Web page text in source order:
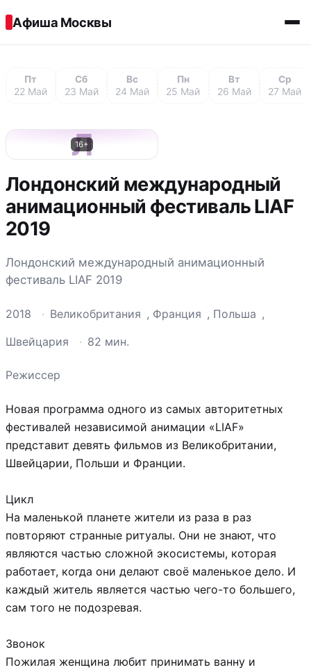
Афиша Москвы
Пт
22 Май
Сб
23 Май
Вс
24 Май
Пн
25 Май
Вт
26 Май
Ср
27 Май
Л
16+
Лондонский международный
анимационный фестиваль LIAF
2019
Лондонский международный анимационный
фестиваль LIAF 2019
2018 · Великобритания , Франция , Польша ,
Швейцария
· 82 мин.
Режиссер
Новая программа одного из самых авторитетных
фестивалей независимой анимации «LIAF»
представит девять фильмов из Великобритании,
Швейцарии, Польши и Франции.
Цикл
На маленькой планете жители из раза в раз
повторяют странные ритуалы. Они не знают, что
являются частью сложной экосистемы, которая
работает, когда они делают своё маленькое дело. И
каждый житель является частью чего-то большего,
сам того не подозревая.
Звонок
Пожилая женщина любит принимать ванну и